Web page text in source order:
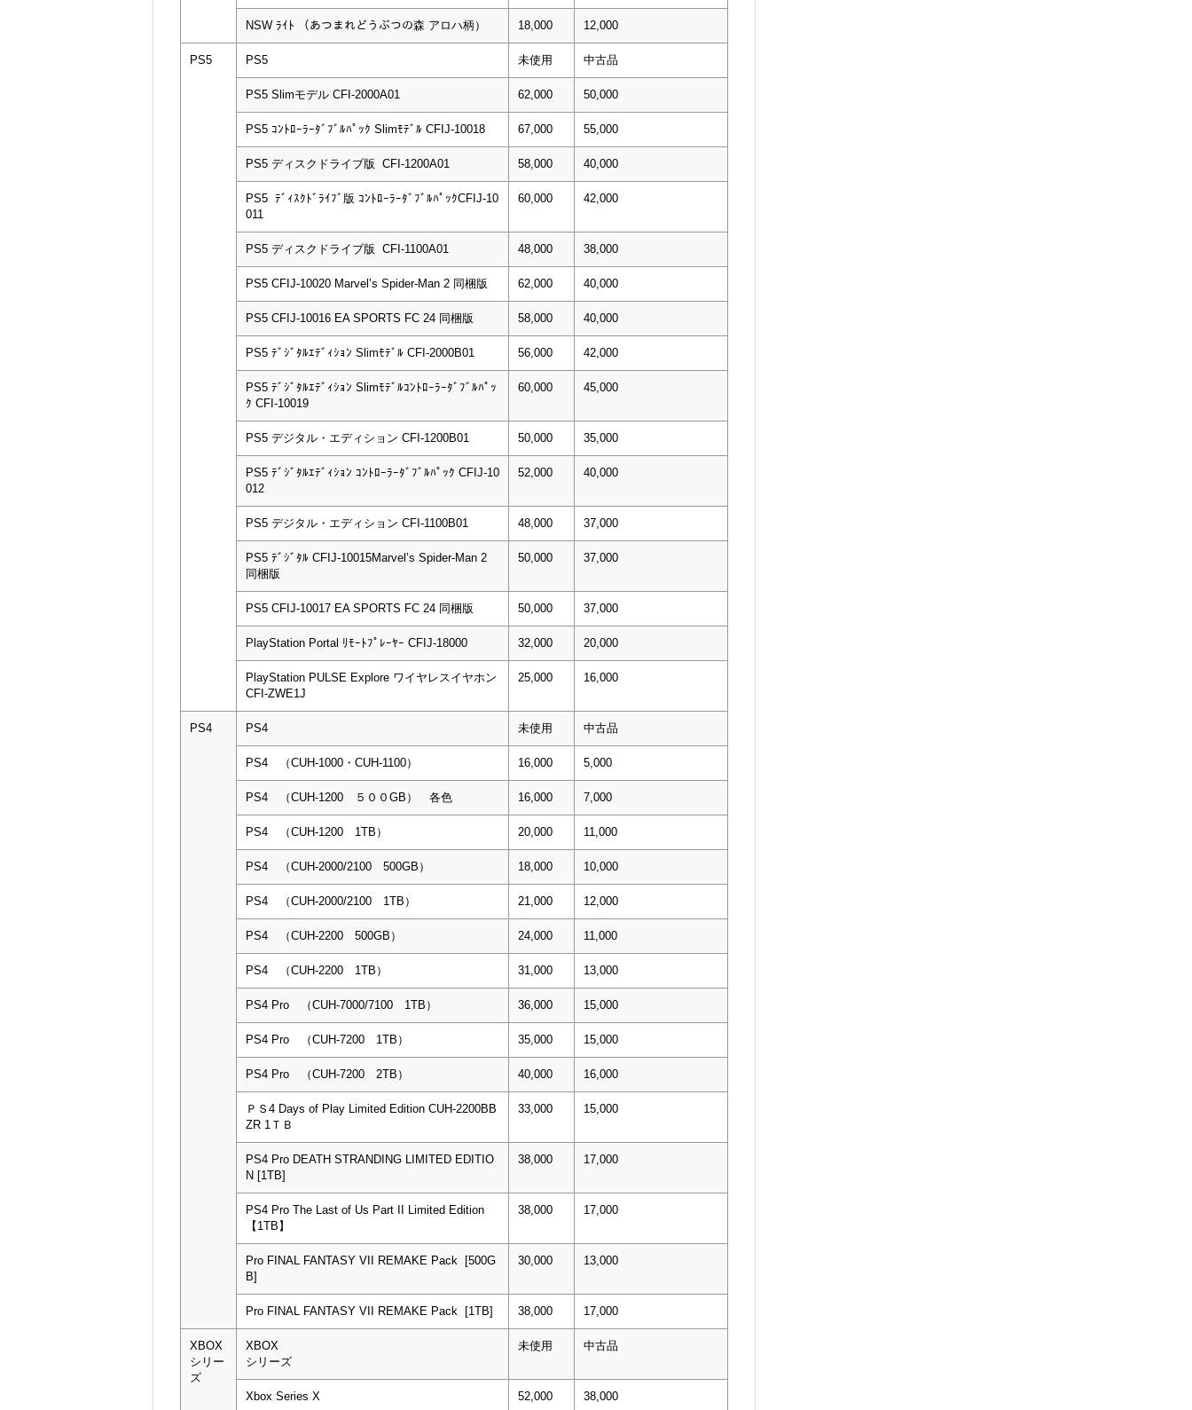
NSW ﾗｲﾄ （あつまれどうぶつの森 アロハ柄） 18,000 12,000
PS5 PS5 未使用 中古品
PS5 Slimモデル CFI-2000A01 62,000 50,000
PS5 ｺﾝﾄﾛｰﾗｰﾀﾞﾌﾞﾙﾊﾟｯｸ Slimﾓﾃﾞﾙ CFIJ-10018 67,000 55,000
PS5 ディスクドライブ版 CFI-1200A01 58,000 40,000
PS5 ﾃﾞｨｽｸﾄﾞﾗｲﾌﾞ版 ｺﾝﾄﾛｰﾗｰﾀﾞﾌﾞﾙﾊﾟｯｸCFIJ-10
011
60,000 42,000
PS5 ディスクドライブ版 CFI-1100A01 48,000 38,000
PS5 CFIJ-10020 Marvel’s Spider-Man 2 同梱版 62,000 40,000
PS5 CFIJ-10016 EA SPORTS FC 24 同梱版 58,000 40,000
PS5 ﾃﾞｼﾞﾀﾙｴﾃﾞｨｼｮﾝ Slimﾓﾃﾞﾙ CFI-2000B01 56,000 42,000
PS5 ﾃﾞｼﾞﾀﾙｴﾃﾞｨｼｮﾝ Slimﾓﾃﾞﾙｺﾝﾄﾛｰﾗｰﾀﾞﾌﾞﾙﾊﾟｯ
ｸ CFI-10019
60,000 45,000
PS5 デジタル・エディション CFI-1200B01 50,000 35,000
PS5 ﾃﾞｼﾞﾀﾙｴﾃﾞｨｼｮﾝ ｺﾝﾄﾛｰﾗｰﾀﾞﾌﾞﾙﾊﾟｯｸ CFIJ-10
012
52,000 40,000
PS5 デジタル・エディション CFI-1100B01 48,000 37,000
PS5 ﾃﾞｼﾞﾀﾙ CFIJ-10015Marvel’s Spider-Man 2
同梱版
50,000 37,000
PS5 CFIJ-10017 EA SPORTS FC 24 同梱版 50,000 37,000
PlayStation Portal ﾘﾓｰﾄﾌﾟﾚｰﾔｰ CFIJ-18000 32,000 20,000
PlayStation PULSE Explore ワイヤレスイヤホン
CFI-ZWE1J
25,000 16,000
PS4 PS4 未使用 中古品
PS4 （CUH-1000・CUH-1100） 16,000 5,000
PS4 （CUH-1200 ５００GB） 各色 16,000 7,000
PS4 （CUH-1200 1TB） 20,000 11,000
PS4 （CUH-2000/2100 500GB） 18,000 10,000
PS4 （CUH-2000/2100 1TB） 21,000 12,000
PS4 （CUH-2200 500GB） 24,000 11,000
PS4 （CUH-2200 1TB） 31,000 13,000
PS4 Pro （CUH-7000/7100 1TB） 36,000 15,000
PS4 Pro （CUH-7200 1TB） 35,000 15,000
PS4 Pro （CUH-7200 2TB） 40,000 16,000
ＰＳ4 Days of Play Limited Edition CUH-2200BB
ZR 1ＴＢ
33,000 15,000
PS4 Pro DEATH STRANDING LIMITED EDITIO
N [1TB]
38,000 17,000
PS4 Pro The Last of Us Part II Limited Edition
【1TB】
38,000 17,000
Pro FINAL FANTASY VII REMAKE Pack [500G
B]
30,000 13,000
Pro FINAL FANTASY VII REMAKE Pack [1TB] 38,000 17,000
XBOX
シリー
ズ
XBOX
シリーズ
未使用 中古品
Xbox Series X 52,000 38,000